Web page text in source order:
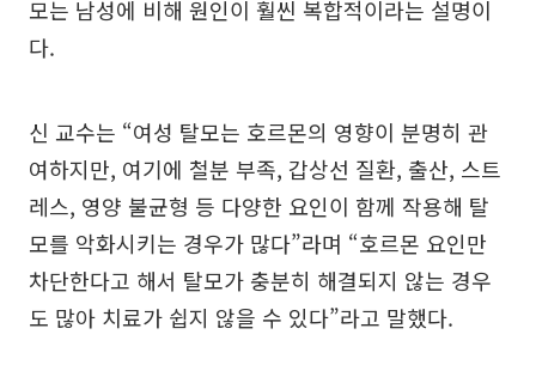
모는 남성에 비해 원인이 훨씬 복합적이라는 설명이
다.
신 교수는 “여성 탈모는 호르몬의 영향이 분명히 관
여하지만, 여기에 철분 부족, 갑상선 질환, 출산, 스트
레스, 영양 불균형 등 다양한 요인이 함께 작용해 탈
모를 악화시키는 경우가 많다”라며 “호르몬 요인만
차단한다고 해서 탈모가 충분히 해결되지 않는 경우
도 많아 치료가 쉽지 않을 수 있다”라고 말했다.